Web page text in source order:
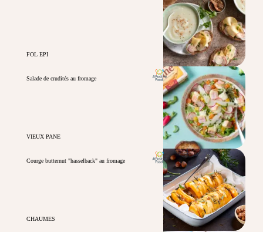
FOL EPI
Salade de crudités au fromage
VIEUX PANE
Courge butternut "hasselback" au fromage
CHAUMES